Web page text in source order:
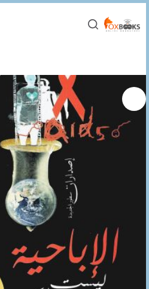
المحتوى